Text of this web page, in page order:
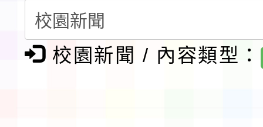
請一案
報
淨零綠領人才培育課程
檢送桃園市115學年度
校園新聞 / 內容類型：